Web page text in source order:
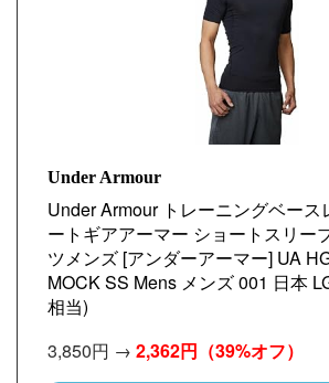
Under Armour
Under Armour トレーニングベース
ートギアアーマー ショートスリー
ツメンズ [アンダーアーマー] UA
MOCK SS Mens メンズ 001 日本
相当)
3,850円 → 2,362円 （39%オフ）